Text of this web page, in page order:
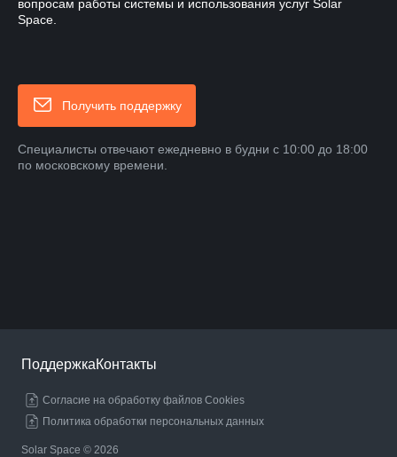
вопросам работы системы и использования услуг Solar
Space.
Получить поддержку
Специалисты отвечают ежедневно в будни с 10:00 до 18:00
по московскому времени.
ПоддержкаКонтакты
Согласие на обработку файлов Cookies
Политика обработки персональных данных
Solar Space © 2026